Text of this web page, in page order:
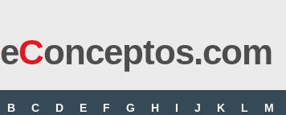
eConceptos.com
B C D E F G H I J K L M